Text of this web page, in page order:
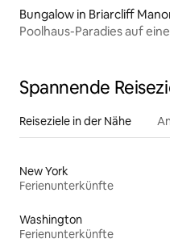
Bungalow in Briarcliff
Poolhaus-Paradies auf
Spannende
Reiseziele in der Nähe
New York
Ferienunterkünfte
Washington
Ferienunterkünfte